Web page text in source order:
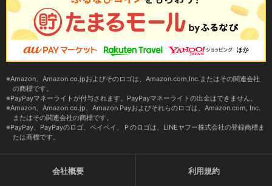
Amazon、Amazon.co.jpおよびそのロゴは、Amazon.com,Inc.またはその関連会社
の商標です。
PayPayマネーライトが付与されます。PayPayマネーライトの出金はできません。
Amazon、Amazon.co.jp、Amazon Payおよびそれらのロゴは、Amazon.com, Inc.
またはその関連会社の商標です。
PayPay、PayPayのロゴ、ペイペイ、Ｐのロゴは、LINEヤフー株式会社の登録商標ま
たは商標です。
会社概要 利用規約